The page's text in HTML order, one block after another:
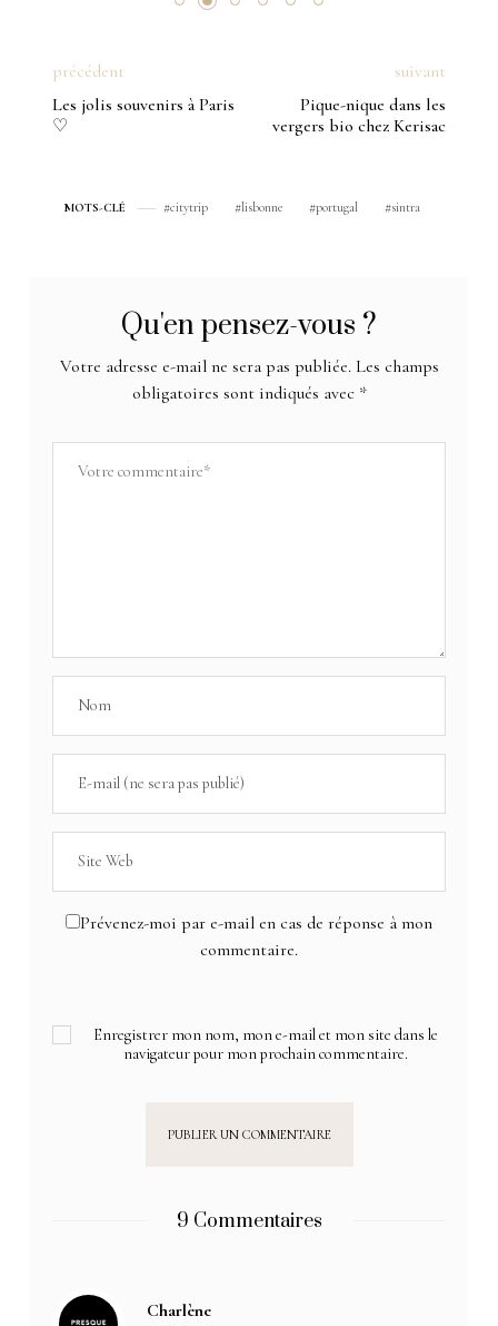
précédent
Les jolis souvenirs à Paris
♡
suivant
Pique-nique dans les
vergers bio chez Kerisac
MOTS-CLÉ citytrip lisbonne portugal sintra
Qu'en pensez-vous ?
Votre adresse e-mail ne sera pas publiée. Les champs
obligatoires sont indiqués avec *
Prévenez-moi par e-mail en cas de réponse à mon
commentaire.
Enregistrer mon nom, mon e-mail et mon site dans le
navigateur pour mon prochain commentaire.
9 Commentaires
Charlène